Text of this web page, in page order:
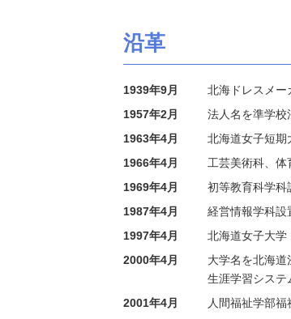
沿革
1939年9月
北海ドレスメー
1957年2月
法人名を準学校
1963年4月
北海道女子短
1966年4月
工芸美術科、
1969年4月
初等教育科学科
1987年4月
経営情報学科設
1997年4月
北海道女子大学
2000年4月
大学名を北海
生涯学習システ
2001年4月
人間福祉学部